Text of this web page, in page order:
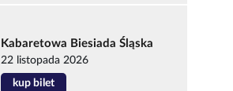
Kabaretowa Biesiada Śląska
22 listopada 2026
kup bilet